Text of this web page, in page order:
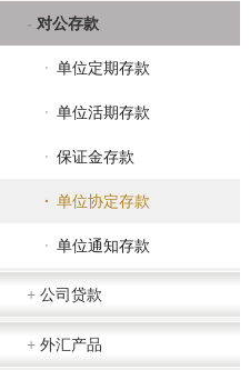
- 对公存款
· 单位定期存款
· 单位活期存款
· 保证金存款
· 单位协定存款
· 单位通知存款
+ 公司贷款
+ 外汇产品